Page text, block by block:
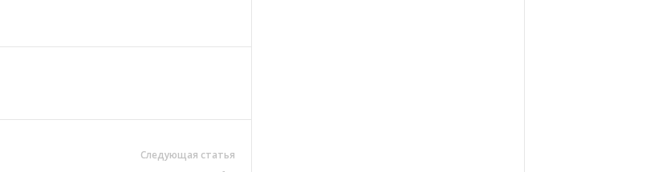
Следующая статья